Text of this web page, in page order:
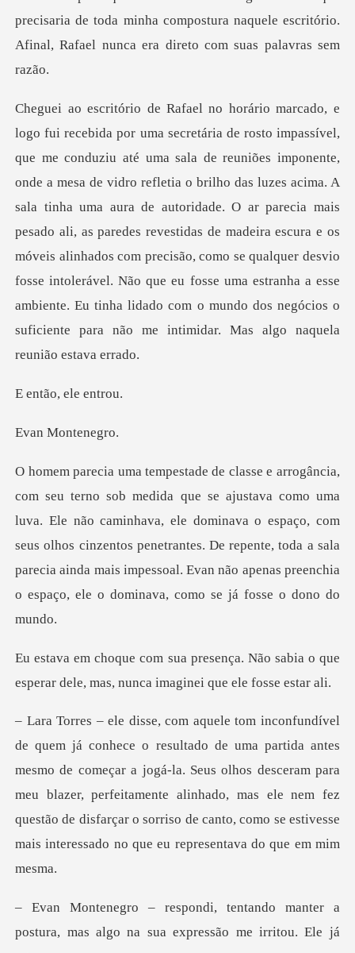
precisaria de toda minha compostura naquel
tia o brilho das luzes acima. A
sala tinha uma aura de autoridade. O ar parecia mais
pesado ali, as paredes revestidas de madeira escura e os
móveis alinhados com precisão, como se qualquer
, ele e
Monte
Ele não caminhava, ele dominava o espaço, com
seus olhos cinzentos penetrantes. De repente, toda a sala
parec
Não sabia o que
esperar dele, mas, n
mo de começar a jogá-la. Seus olhos desceram para
meu blazer, perfeitamente alinhado, mas ele nem fez
questão d
ter a
postura, mas algo na sua expressão m